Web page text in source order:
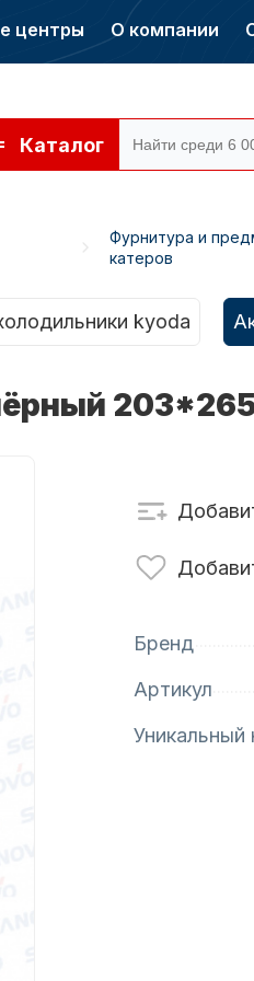
центры О компании
Каталог
для ПЛМ
Фурнитура и
катеров
kyoda
Бренд
Артикул
Уникальный